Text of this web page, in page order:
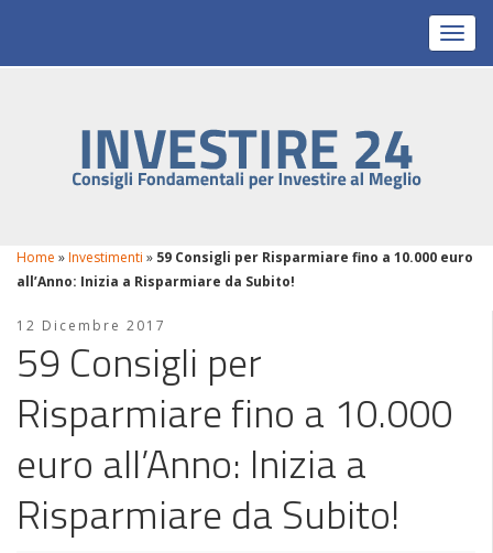
Home »Investimenti » 59 Consigli per Risparmiare fino a 10.000 euro
all’Anno: Inizia a Risparmiare da Subito!
12 Dicembre 2017
59 Consigli per
Risparmiare fino a 10.000
euro all’Anno: Inizia a
Risparmiare da Subito!